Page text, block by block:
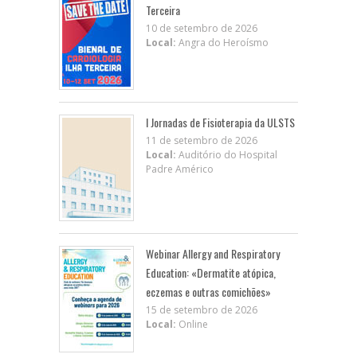
Terceira
10 de setembro de 2026
Local: Angra do Heroísmo
I Jornadas de Fisioterapia da ULSTS
11 de setembro de 2026
Local: Auditório do Hospital
Padre Américo
Webinar Allergy and Respiratory
Education: «Dermatite atópica,
eczemas e outras comichões»
15 de setembro de 2026
Local: Online